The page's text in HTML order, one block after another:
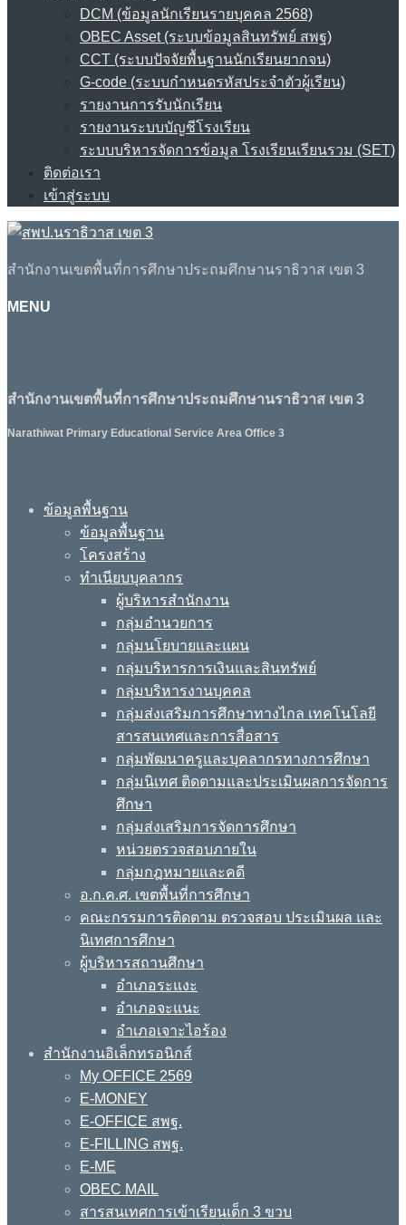
DCM (ข้อมูลนักเรียนรายบุคคล 2568)
OBEC Asset (ระบบข้อมูลสินทรัพย์ สพฐ)
CCT (ระบบปัจจัยพื้นฐานนักเรียนยากจน)
G-code (ระบบกำหนดรหัสประจำตัวผู้เรียน)
รายงานการรับนักเรียน
รายงานระบบบัญชีโรงเรียน
ระบบบริหารจัดการข้อมูล โรงเรียนเรียนรวม (SET)
ติดต่อเรา
เข้าสู่ระบบ
สำนักงานเขตพื้นที่การศึกษาประถมศึกษานราธิวาส เขต 3
MENU
สำนักงานเขตพื้นที่การศึกษาประถมศึกษานราธิวาส เขต 3
Narathiwat Primary Educational Service Area Office 3
ข้อมูลพื้นฐาน
ข้อมูลพื้นฐาน
โครงสร้าง
ทำเนียบบุคลากร
ผู้บริหารสำนักงาน
กลุ่มอำนวยการ
กลุ่มนโยบายและแผน
กลุ่มบริหารการเงินและสินทรัพย์
กลุ่มบริหารงานบุคคล
กลุ่มส่งเสริมการศึกษาทางไกล เทคโนโลยี
สารสนเทศและการสื่อสาร
กลุ่มพัฒนาครูและบุคลากรทางการศึกษา
กลุ่มนิเทศ ติดตามและประเมินผลการจัดการ
ศึกษา
กลุ่มส่งเสริมการจัดการศึกษา
หน่วยตรวจสอบภายใน
กลุ่มกฎหมายและคดี
อ.ก.ค.ศ. เขตพื้นที่การศึกษา
คณะกรรมการติดตาม ตรวจสอบ ประเมินผล และ
นิเทศการศึกษา
ผู้บริหารสถานศึกษา
อำเภอระแงะ
อำเภอจะแนะ
อำเภอเจาะไอร้อง
สำนักงานอิเล็กทรอนิกส์
My OFFICE 2569
E-MONEY
E-OFFICE สพฐ.
E-FILLING สพฐ.
E-ME
OBEC MAIL
สารสนเทศการเข้าเรียนเด็ก 3 ขวบ